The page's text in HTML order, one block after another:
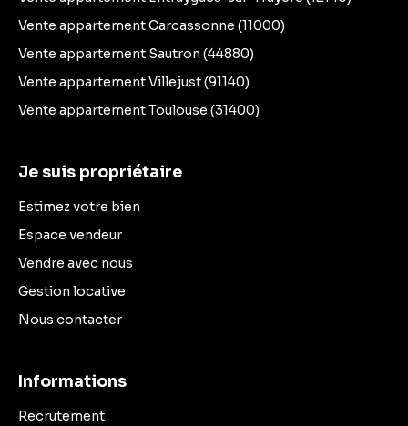
Vente appartement Carcassonne (11000)
Vente appartement Sautron (44880)
Vente appartement Villejust (91140)
Vente appartement Toulouse (31400)
Je suis propriétaire
Estimez votre bien
Espace vendeur
Vendre avec nous
Gestion locative
Nous contacter
Informations
Recrutement